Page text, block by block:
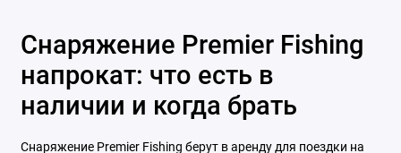
Снаряжение Premier Fishing
напрокат: что есть в
наличии и когда брать
Снаряжение Premier Fishing берут в аренду для поездки на